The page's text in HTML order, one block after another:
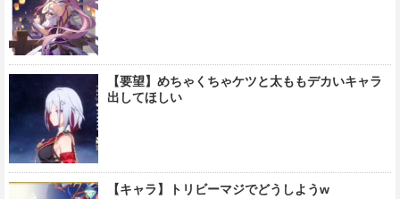
【要望】めちゃくちゃケツと太ももデカいキャラ
出してほしい
【キャラ】トリビーマジでどうしようw